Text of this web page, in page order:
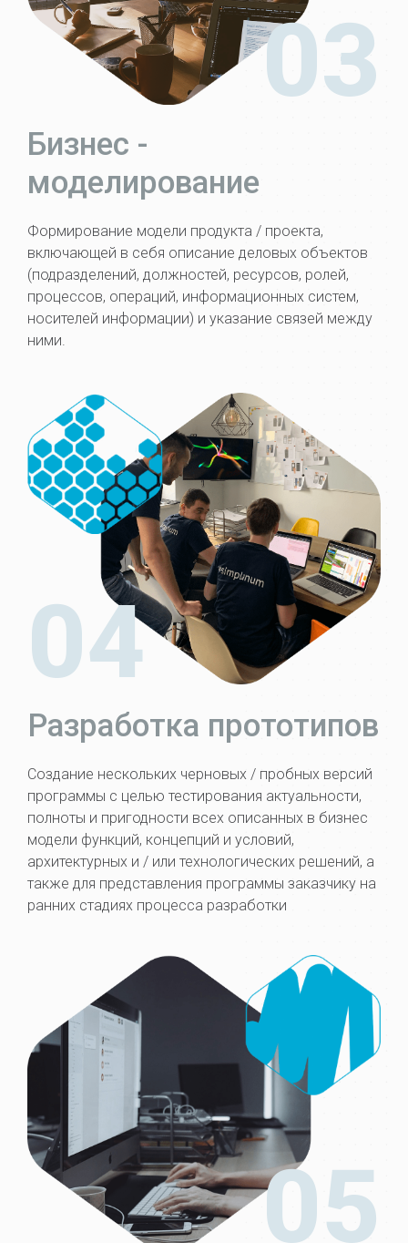
03
Бизнес -
моделирование
Формирование модели продукта / проекта,
включающей в себя описание деловых объектов
(подразделений, должностей, ресурсов, ролей,
процессов, операций, информационных систем,
носителей информации) и указание связей между
ними.
Разработка прототипов
Создание нескольких черновых / пробных версий
программы с целью тестирования актуальности,
полноты и пригодности всех описанных в бизнес
модели функций, концепций и условий,
архитектурных и / или технологических решений, а
также для представления программы заказчику на
ранних стадиях процесса разработки
04
05